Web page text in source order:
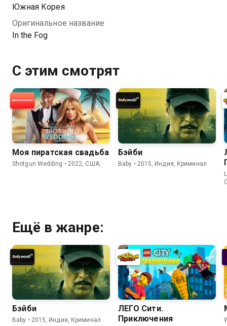
Южная Корея
Оригинальное название
In the Fog
С этим смотрят
Моя пиратская свадьба
Shotgun Wedding • 2022, США,
Бэйби
Baby • 2015, Индия, Криминал
Ещё в жанре:
Бэйби
Baby • 2015, Индия, Криминал
ЛЕГО Сити.
Приключения